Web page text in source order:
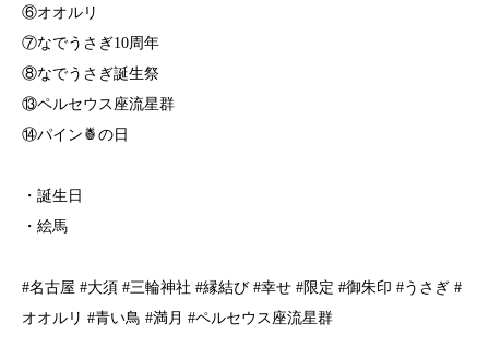
⑥オオルリ
⑦なでうさぎ10周年
⑧なでうさぎ誕生祭
⑬ペルセウス座流星群
⑭パイン🍍の日
・誕生日
・絵馬
#名古屋 #大須 #三輪神社 #縁結び #幸せ #限定 #御朱印 #うさぎ #
オオルリ #青い鳥 #満月 #ペルセウス座流星群